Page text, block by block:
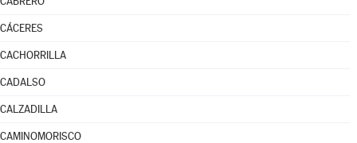
CÁCERES
CACHORRILLA
CADALSO
CALZADILLA
CAMINOMORISCO